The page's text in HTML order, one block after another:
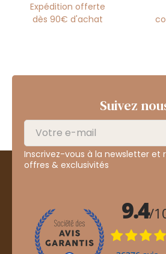
Expédition offerte
dès 90€ d'achat
Suivez
Inscrivez-vous à la newsletter et
offres & exclusivités